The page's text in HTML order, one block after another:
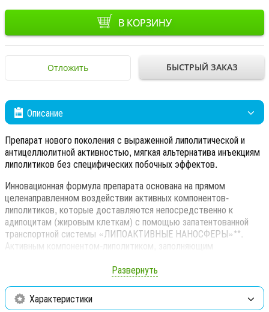
В КОРЗИНУ
Отложить БЫСТРЫЙ ЗАКАЗ
Описание
Препарат нового поколения с выраженной липолитической и
антицеллюлитной активностью, мягкая альтернатива инъекциям
липолитиков без специфических побочных эффектов.
Инновационная формула препарата основана на прямом
целенаправленном воздействии активных компонентов-
липолитиков, которые доставляются непосредственно к
адипоцитам (жировым клеткам) с помощью запатентованной
транспортной системы «ЛИПОАКТИВНЫЕ НАНОСФЕРЫ»**.
Активным компонентом-липолитиком, заполняющим
(extract Coccoloba uvifera).
Уникальный липолитический механизм активных компонентов в
составе FANGOGEL GUAM – это сложная система их
Развернуть
Характеристики